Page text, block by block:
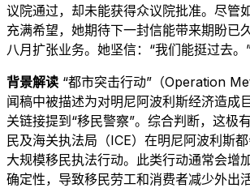
议院通过，却未能获得众议院批准。尽管
充满希望，她期待下一封信能带来期盼已
八月扩张业务。她坚信：“我们能挺过去。
背景解读 “都市突击行动”（Operation
闻稿中被描述为对明尼阿波利斯经济造成
关链接提到“移民警察”。综合判断，这极
民及海关执法局（ICE）在明尼阿波利斯
大规模移民执法行动。此类行动通常会增
确定性，导致移民劳工和消费者减少外出